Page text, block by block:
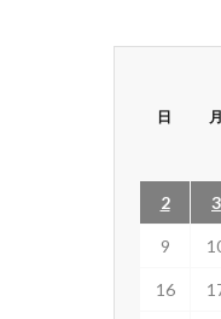
日 月
2 3
9
16